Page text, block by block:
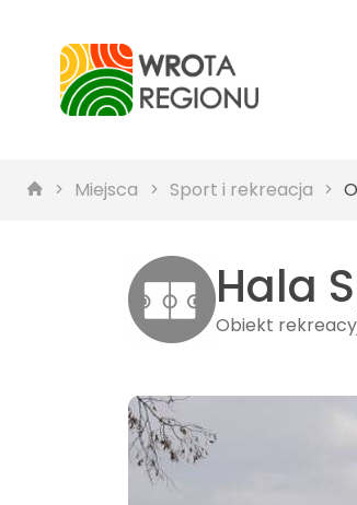
Miejsca Sport i rekreacja
Hala
Obiekt